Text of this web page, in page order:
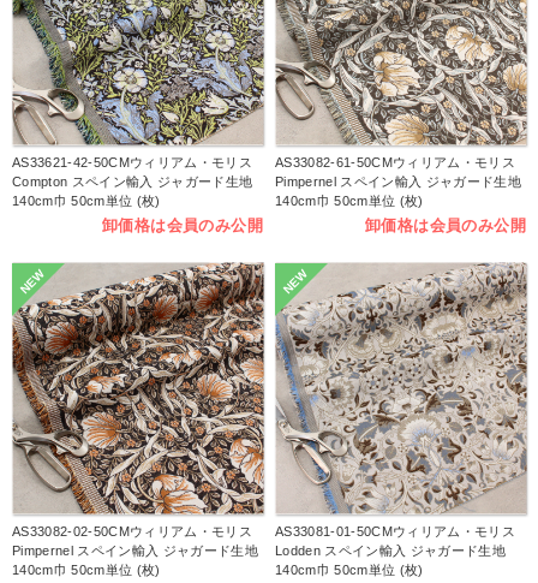
AS33621-42-50CMウィリアム・モリス
Compton スペイン輸入 ジャガード生地
140cm巾 50cm単位 (枚)
卸価格は会員のみ公開
AS33082-61-50CMウィリアム・モリス
Pimpernel スペイン輸入 ジャガード生地
140cm巾 50cm単位 (枚)
卸価格は会員のみ公開
NEW
AS33082-02-50CMウィリアム・モリス
Pimpernel スペイン輸入 ジャガード生地
140cm巾 50cm単位 (枚)
NEW
AS33081-01-50CMウィリアム・モリス
Lodden スペイン輸入 ジャガード生地
140cm巾 50cm単位 (枚)